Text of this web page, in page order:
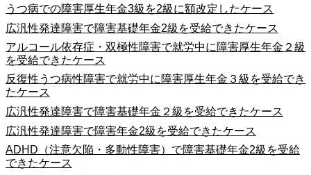
うつ病での障害厚生年金3級を2級に額改定したケース
広汎性発達障害で障害基礎年金2級を受給できたケース
アルコール依存症・双極性障害で就労中に障害厚生年金２級
を受給できたケース
反復性うつ病性障害で就労中に障害厚生年金３級を受給でき
たケース
広汎性発達障害で障害基礎年金２級を受給できたケース
広汎性発達障害で障害年金2級を受給できたケース
ADHD（注意欠陥・多動性障害）で障害基礎年金2級を受給
できたケース